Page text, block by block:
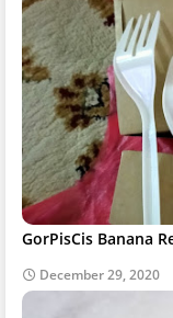
GorPisCis Banana
December 29, 2020